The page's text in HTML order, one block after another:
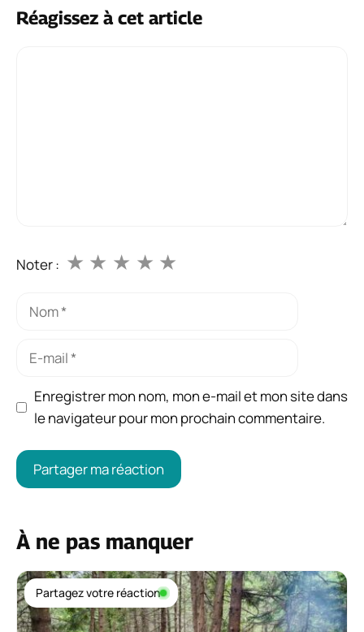
Réagissez à cet article
Noter : ★
★
★
★
★
Nom
Enregistrer mon nom, mon e-mail et mon site dans
le navigateur pour mon prochain commentaire.
À ne pas manquer
Partagez votre réaction